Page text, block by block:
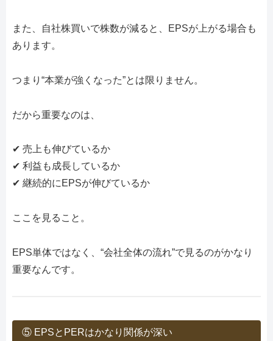
また、自社株買いで株数が減ると、EPSが上がる場合も
あります。
つまり“本業が強くなった”とは限りません。
だから重要なのは、
✔ 売上も伸びているか
✔ 利益も成長しているか
✔ 継続的にEPSが伸びているか
ここを見ること。
EPS単体ではなく、“会社全体の流れ”で見るのがかなり
重要なんです。
⑤ EPSとPERはかなり関係が深い